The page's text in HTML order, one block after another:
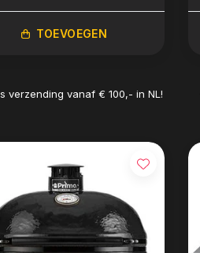
TOEVOEGEN
verzending vanaf € 100,- in NL!